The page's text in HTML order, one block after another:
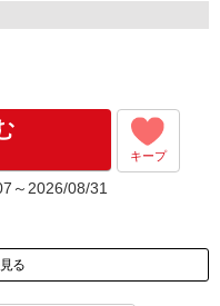
です！
キープ
～2026/08/31
る